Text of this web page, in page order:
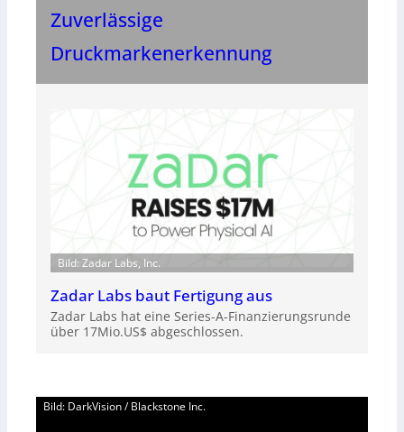
Zuverlässige
Druckmarkenerkennung
Bild: Zadar Labs, Inc.
Zadar Labs baut Fertigung aus
Zadar Labs hat eine Series-A-Finanzierungsrunde
über 17Mio.US$ abgeschlossen.
Bild: DarkVision / Blackstone Inc.